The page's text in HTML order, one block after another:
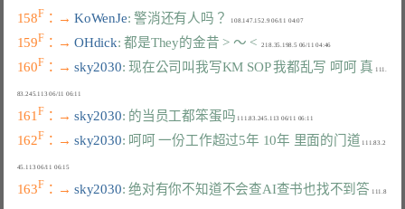
158F ：→ KoWenJe: 警消还有人吗？
  108.147.152.9 06/11 04:07
159F ：→ OHdick: 都是They的金昔 > ～ <
160F ：→ sky2030: 现在公司叫我写KM SOP 我都乱写 呵呵 真 111.
161 F ：→ sky2030: 的当员工都笨蛋吗
162F ：→ sky2030: 呵呵 一份工作超过5年 10年 里面的门道 111.83.2
45.113 06/11 06:15
163F ：→ sky2030: 绝对有你不知道不会查AI查书也找不到答 111.8